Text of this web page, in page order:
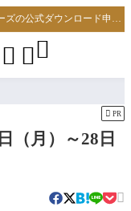
厳選した無料EA・FX自動売買「稼ぐチカラ」シリーズの公式ダウンロード申し込みサイト
 
 PR
（月）～28日
